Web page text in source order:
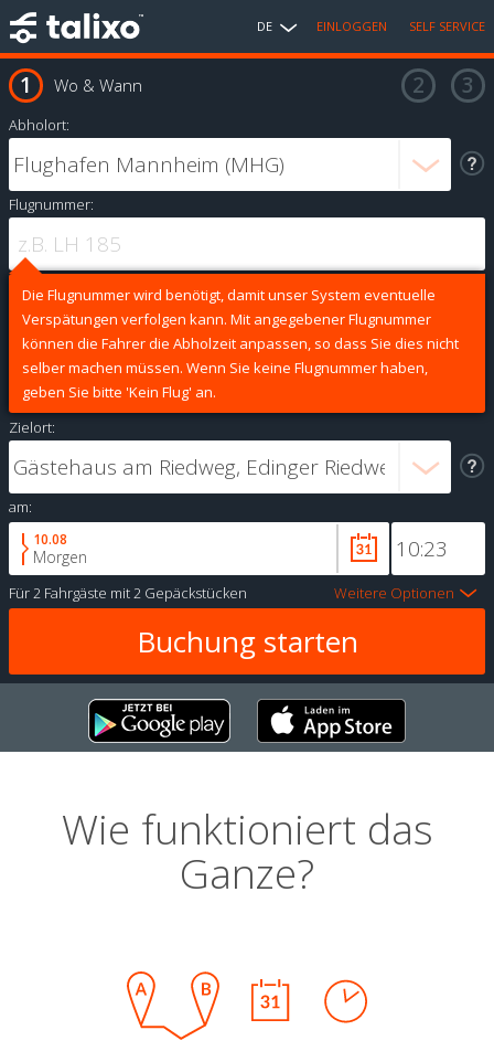
DE EINLOGGEN SELF SERVICE
Wo & Wann
Abholort:
Flugnummer:
Die Flugnummer wird benötigt, damit unser System eventuelle
Verspätungen verfolgen kann. Mit angegebener Flugnummer
können die Fahrer die Abholzeit anpassen, so dass Sie dies nicht
selber machen müssen. Wenn Sie keine Flugnummer haben,
geben Sie bitte 'Kein Flug' an.
Zielort:
am:
10.08
Morgen
Für2 Fahrgäste mit2 Gepäckstücken Weitere Optionen
Wie funktioniert das
Ganze?